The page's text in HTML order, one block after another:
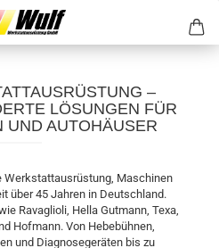
–
LÖSUNGEN FÜR W
AUTOHÄUSER
Werkstattausrüstung, Maschinen
über 45 Jahren in Deutschland.
Ravaglioli, Hella Gutmann, Texa,
Hofmann. Von Hebebühnen,
und Diagnosegeräten bis zu